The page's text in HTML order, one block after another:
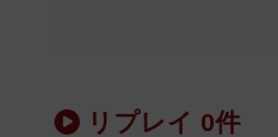
リプレイ 0件